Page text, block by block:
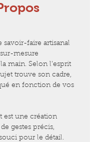
savoir-faire artisanal
mesure
main. Selon l’esprit
trouve son cadre,
en fonction de vos
est une création
gestes précis,
pour le détail.